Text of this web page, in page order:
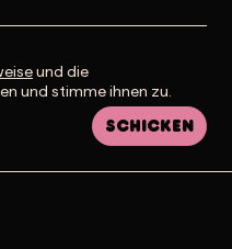
und die
und stimme ihnen zu.
Schicken